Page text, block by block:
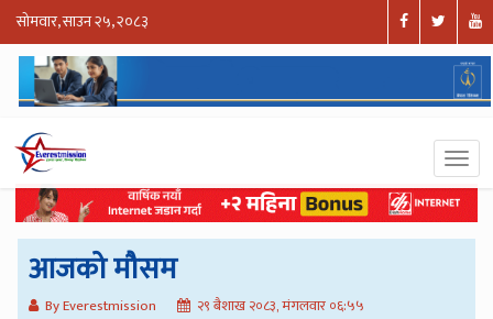
सोमवार, साउन २५, २०८३
आजको मौसम
By Everestmission २९ बैशाख २०८३, मंगलवार ०६:५५